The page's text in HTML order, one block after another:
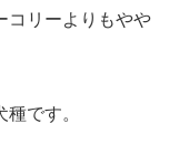
コリーよりもやや
です。